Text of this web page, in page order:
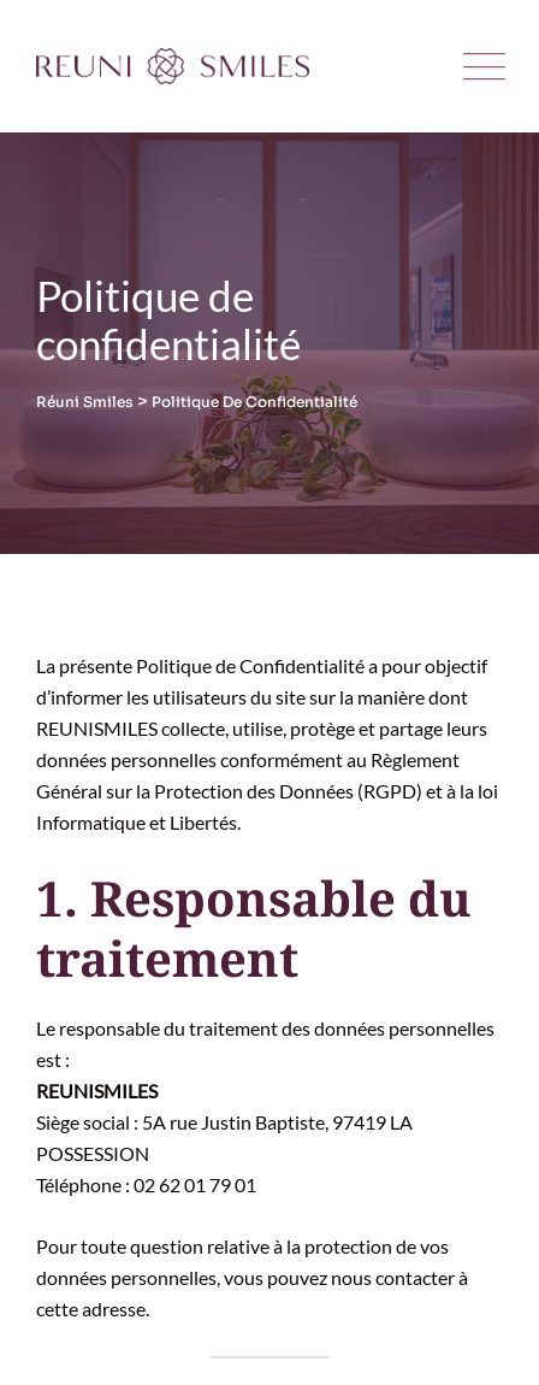
content
Politique de
confidentialité
Réuni Smiles > Politique De Confidentialité
La présente Politique de Confidentialité a pour objectif
d’informer les utilisateurs du site sur la manière dont
REUNISMILES collecte, utilise, protège et partage leurs
données personnelles conformément au Règlement
Général sur la Protection des Données (RGPD) et à la loi
Informatique et Libertés.
1. Responsable du
traitement
Le responsable du traitement des données personnelles
est :
REUNISMILES
Siège social : 5A rue Justin Baptiste, 97419 LA
POSSESSION
Téléphone : 02 62 01 79 01
Pour toute question relative à la protection de vos
données personnelles, vous pouvez nous contacter à
cette adresse.